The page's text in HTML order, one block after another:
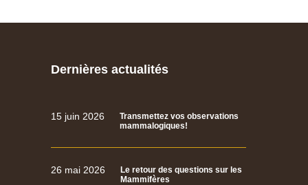
Dernières actualités
15 juin 2026
Transmettez vos observations
mammalogiques!
26 mai 2026
Le retour des questions sur les
Mammifères